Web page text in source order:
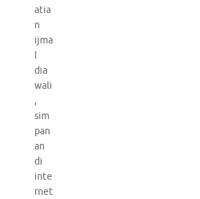
atia
n
ijma
l
dia
wali
,
sim
pan
an
di
inte
rnet